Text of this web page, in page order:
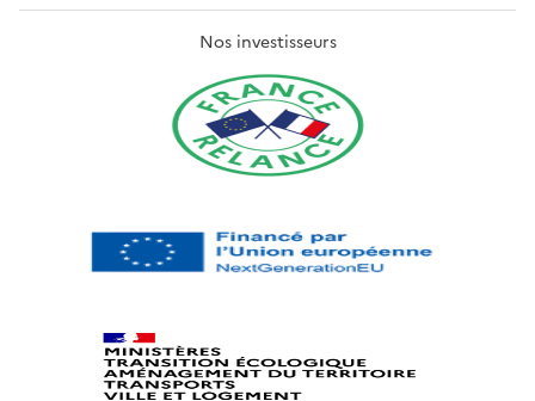
Nos investisseurs